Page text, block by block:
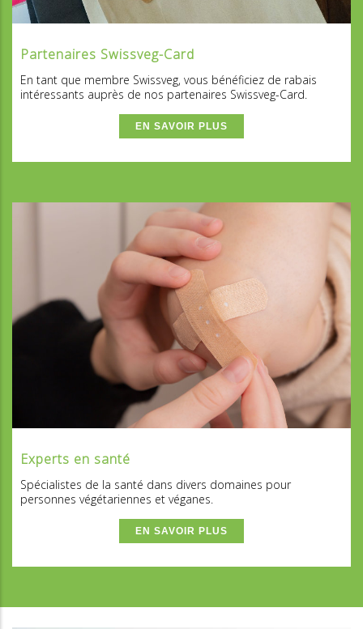
Partenaires Swissveg-Card
En tant que membre Swissveg, vous bénéficiez de rabais
intéressants auprès de nos partenaires Swissveg-Card.
EN SAVOIR PLUS
Experts en santé
Spécialistes de la santé dans divers domaines pour
personnes végétariennes et véganes.
EN SAVOIR PLUS